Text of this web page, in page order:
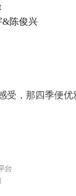
&陈俊兴
受，那四季便